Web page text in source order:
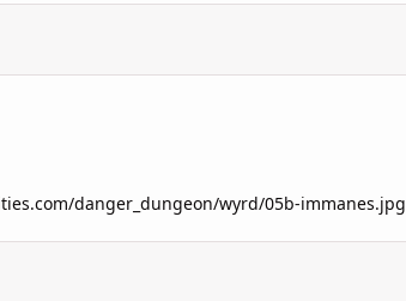
danger_dungeon/wyrd/05b-immanes.jpg